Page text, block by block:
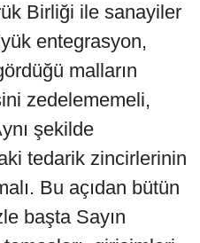
Birliği ile sanayiler
entegrasyon,
malların
zedelememeli,
şekilde
tedarik zincirlerinin
Bu açıdan bütün
başta Sayın